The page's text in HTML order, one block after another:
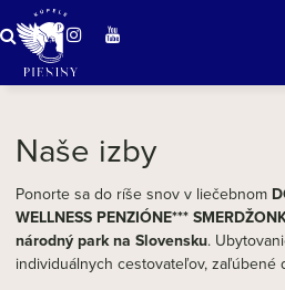
Naše izby
Ponorte sa do ríše snov v liečebnom
WELLNESS PENZIÓNE***
národný park na Slovensku.
individuálnych cestovateľov, zaľúbené